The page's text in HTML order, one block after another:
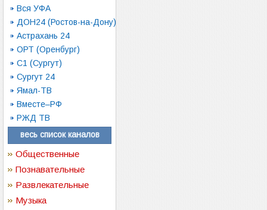
Вся УФА
ДОН24 (Ростов-на-Дону)
Астрахань 24
ОРТ (Оренбург)
С1 (Сургут)
Сургут 24
Ямал-ТВ
Вместе–РФ
РЖД ТВ
весь список каналов
Общественные
Познавательные
Развлекательные
Музыка